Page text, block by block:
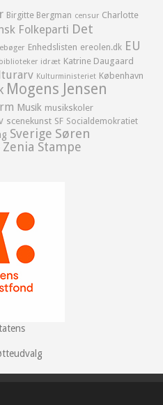
Birgitte Bergman censur Charlotte
Folkeparti Det
ebøger Enhedslisten ereolen.dk EU
idræt Katrine Daugaard
Kulturministeriet København
Mogens Jensen
Musik musikskoler
scenekunst SF Socialdemokratiet
Sverige Søren
Zenia Stampe